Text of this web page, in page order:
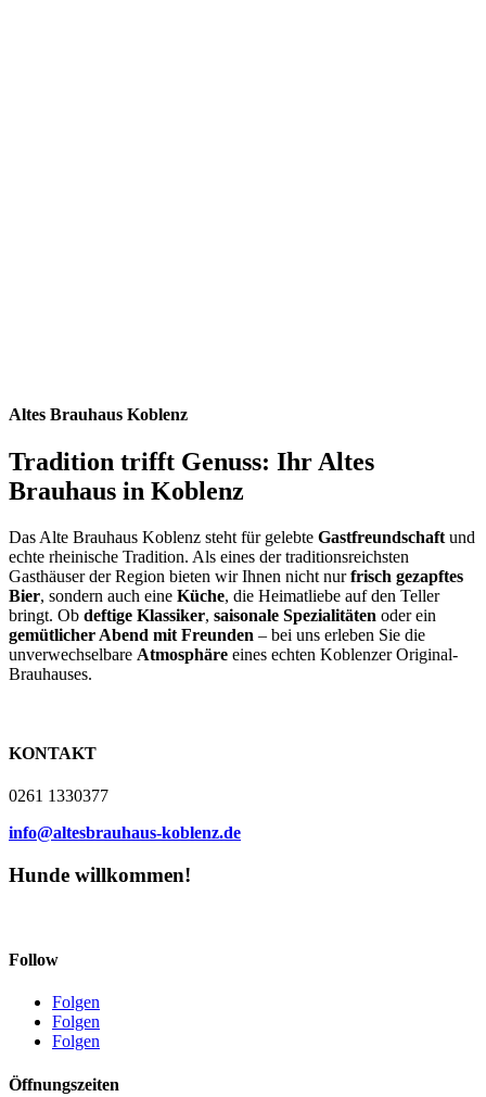
Altes Brauhaus Koblenz
Tradition trifft Genuss: Ihr Altes
Brauhaus in Koblenz
Das Alte Brauhaus Koblenz steht für gelebte Gastfreundschaft und
echte rheinische Tradition. Als eines der traditionsreichsten
Gasthäuser der Region bieten wir Ihnen nicht nurfrisch gezapftes
Bier, sondern auch eine Küche, die Heimatliebe auf den Teller
bringt. Ob deftige Klassiker, saisonale Spezialitäten oder ein
gemütlicher Abend mit Freunden – bei uns erleben Sie die
unverwechselbare Atmosphäre eines echten Koblenzer Original-
Brauhauses.
KONTAKT
0261 1330377
info@altesbrauhaus-koblenz.de
Hunde willkommen!
Follow
Folgen
Folgen
Folgen
Öffnungszeiten